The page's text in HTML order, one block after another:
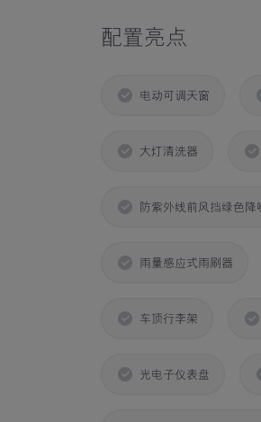
配置亮点
电动可调天窗
大灯清洗器
防紫外线前风挡绿色降
雨量感应式雨刷器
车顶行李架
光电子仪表盘